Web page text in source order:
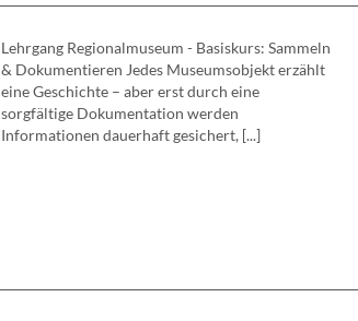
Lehrgang Regionalmuseum - Basiskurs: Sammeln
& Dokumentieren Jedes Museumsobjekt erzählt
eine Geschichte – aber erst durch eine
sorgfältige Dokumentation werden
Informationen dauerhaft gesichert, [...]